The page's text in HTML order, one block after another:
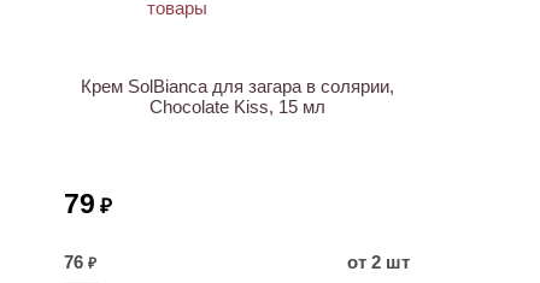
Крем SolBianca для загара в солярии,
Chocolate Kiss, 15 мл
79 ₽
76 ₽
от 2 шт